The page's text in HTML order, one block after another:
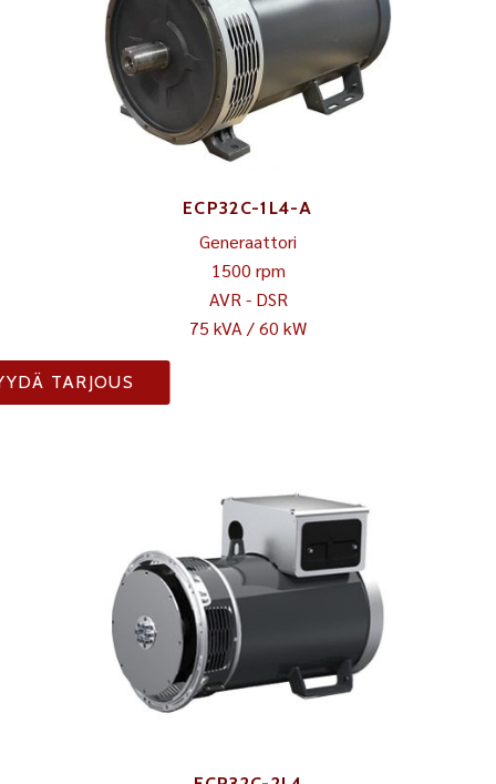
ECP32C-1L4-A
Generaattori
1500 rpm
AVR - DSR
75 kVA / 60 kW
TARJOUS